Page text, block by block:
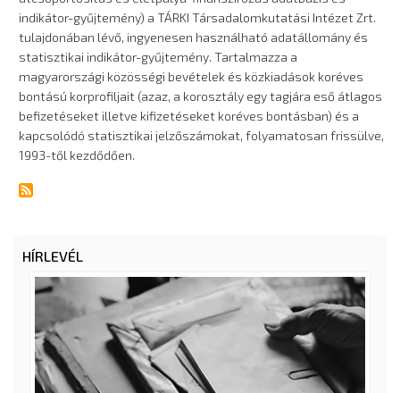
indikátor-gyűjtemény) a TÁRKI Társadalomkutatási Intézet Zrt.
tulajdonában lévő, ingyenesen használható adatállomány és
statisztikai indikátor-gyűjtemény. Tartalmazza a
magyarországi közösségi bevételek és közkiadások koréves
bontású korprofiljait (azaz, a korosztály egy tagjára eső átlagos
befizetéseket illetve kifizetéseket koréves bontásban) és a
kapcsolódó statisztikai jelzőszámokat, folyamatosan frissülve,
1993-től kezdődően.
HÍRLEVÉL